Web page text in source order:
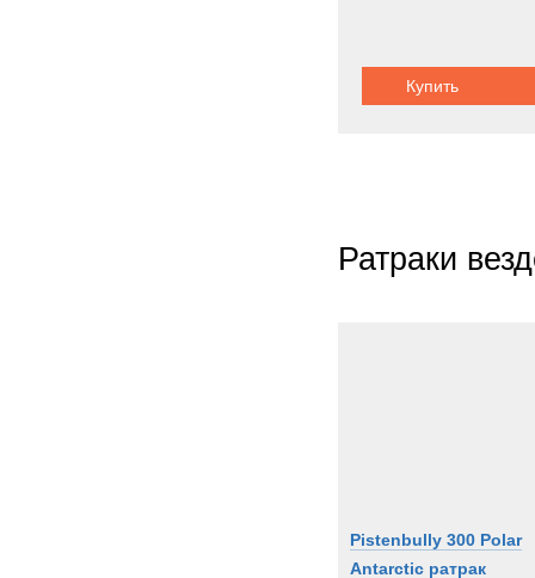
Купить
Ратраки
Pistenbully 300 Polar
Antarctic ратрак